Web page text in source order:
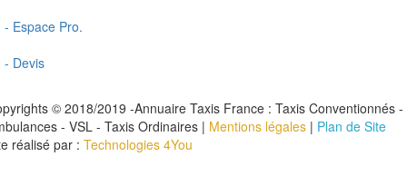
- Espace Pro.
- Devis
© 2018/2019 -Annuaire Taxis France : Taxis Conventionnés -
- VSL - Taxis Ordinaires | Mentions légales | Plan de Site
réalisé par : Technologies 4You